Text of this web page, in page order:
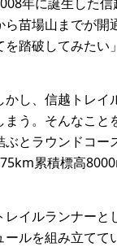
ら苗場山までが開
を踏破してみたい
かし、信越トレ
まう。そんなこ
ぶとラウンドコー
累積標高
レイルランナー
ールを組み立てて